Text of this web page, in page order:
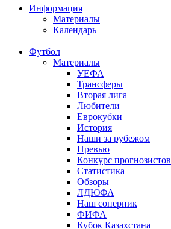
Информация
Материалы
Календарь
Футбол
Материалы
УЕФА
Трансферы
Вторая лига
Любители
Еврокубки
История
Наши за рубежом
Превью
Конкурс прогнозистов
Статистика
Обзоры
ЛДЮФА
Наш соперник
ФИФА
Кубок Казахстана